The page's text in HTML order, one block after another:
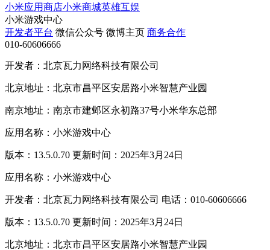
小米应用商店小米商城英雄互娱
小米游戏中心
开发者平台 微信公众号 微博主页 商务合作
010-60606666
开发者：北京瓦力网络科技有限公司
北京地址：北京市昌平区安居路小米智慧产业园
南京地址：南京市建邺区永初路37号小米华东总部
应用名称：小米游戏中心
版本：13.5.0.70 更新时间：2025年3月24日
应用名称：小米游戏中心
开发者：北京瓦力网络科技有限公司 电话：010-60606666
版本：13.5.0.70 更新时间：2025年3月24日
北京地址：北京市昌平区安居路小米智慧产业园